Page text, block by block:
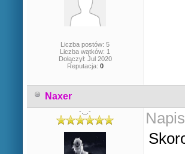
Liczba postów: 5
Liczba wątków: 1
Dołączył: Jul 2020
Reputacja: 0
Naxer
-._.-